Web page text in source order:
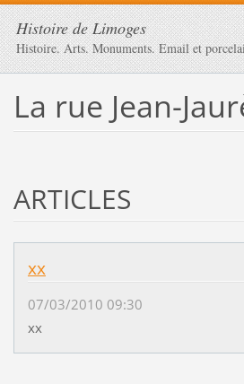
Histoire de Limoges
Histoire. Arts. Monuments. Email et
La rue Jean-
ARTICLES
xx
07/03/2010 09:30
xx